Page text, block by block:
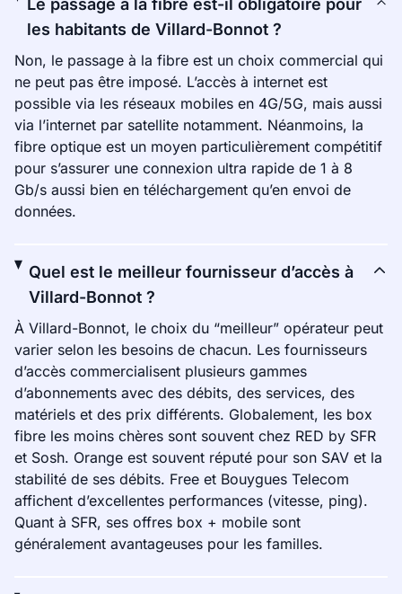
Le passage à la fibre est-il obligatoire pour
les habitants de Villard-Bonnot ?
Non, le passage à la fibre est un choix commercial qui
ne peut pas être imposé. L’accès à internet est
possible via les réseaux mobiles en 4G/5G, mais aussi
via l’internet par satellite notamment. Néanmoins, la
fibre optique est un moyen particulièrement compétitif
pour s’assurer une connexion ultra rapide de 1 à 8
Gb/s aussi bien en téléchargement qu’en envoi de
données.
Quel est le meilleur fournisseur d’accès à
Villard-Bonnot ?
À Villard-Bonnot, le choix du “meilleur” opérateur peut
varier selon les besoins de chacun. Les fournisseurs
d’accès commercialisent plusieurs gammes
d’abonnements avec des débits, des services, des
matériels et des prix différents. Globalement, les box
fibre les moins chères sont souvent chez RED by SFR
et Sosh. Orange est souvent réputé pour son SAV et la
stabilité de ses débits. Free et Bouygues Telecom
affichent d’excellentes performances (vitesse, ping).
Quant à SFR, ses offres box + mobile sont
généralement avantageuses pour les familles.